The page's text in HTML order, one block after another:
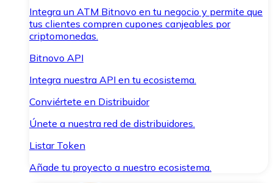
Integra un ATM Bitnovo en tu negocio y permite que
tus clientes compren cupones canjeables por
criptomonedas.
Bitnovo API
Integra nuestra API en tu ecosistema.
Conviértete en Distribuidor
Únete a nuestra red de distribuidores.
Listar Token
Añade tu proyecto a nuestro ecosistema.